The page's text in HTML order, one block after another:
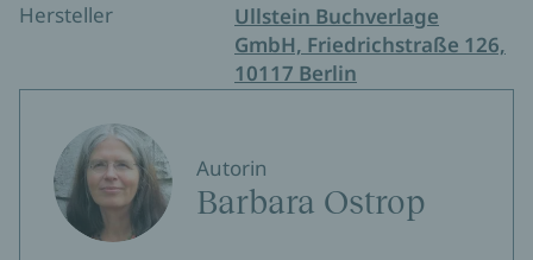
Hersteller
Ullstein Buchverlage
GmbH, Friedrichstraße 126,
10117 Berlin
Autorin
Barbara Ostrop